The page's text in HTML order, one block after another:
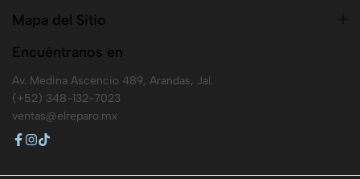
Mapa del Sitio
Encuéntranos en
Av. Medina Ascencio 489, Arandas, Jal.
(+52) 348-132-7023
ventas@elreparo.mx